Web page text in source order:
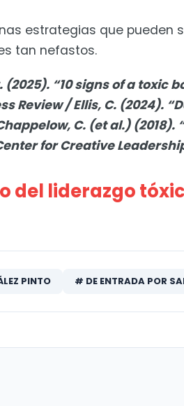
estrategias que pueden
tan nefastos.
“10 signs of a toxic
Review / Ellis, C. (2024).
C. (et al.) (2018).
for Creative
del liderazgo
PINTO # DE ENTRADA POR